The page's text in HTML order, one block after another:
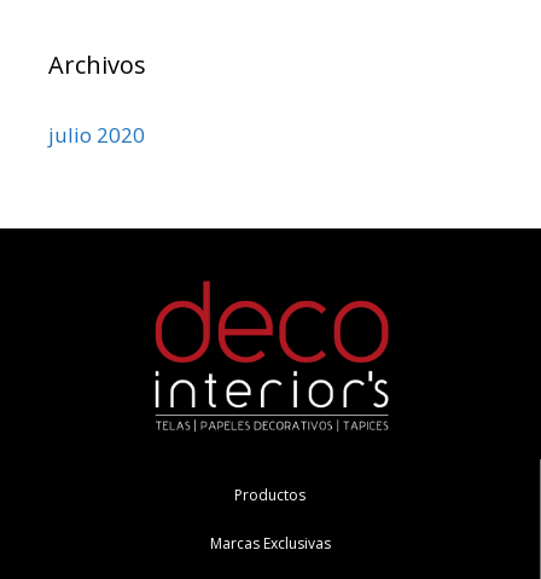
Archivos
julio 2020
Productos
Marcas Exclusivas